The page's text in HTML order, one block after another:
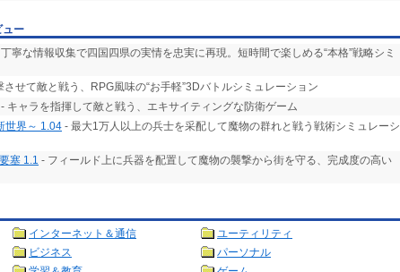
ュー
寧な情報収集で四国四県の実情を忠実に再現。短時間で楽しめる“本格”戦略シミ
させて敵と戦う、RPG風味の“お手軽”3Dバトルシミュレーション
- キャラを指揮して敵と戦う、エキサイティングな防衛ゲーム
世界～ 1.04 - 最大1万人以上の兵士を采配して魔物の群れと戦う戦術シミュレーシ
塞 1.1 - フィールド上に兵器を配置して魔物の襲撃から街を守る、完成度の高い
インターネット＆通信
ユーティリティ
ビジネス
パーソナル